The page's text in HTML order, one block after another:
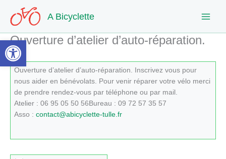
Ouvrir la barre d’outils
contenu
A Bicyclette
Ouverture d’atelier d’auto-réparation.
Ouverture d’atelier d’auto-réparation. Inscrivez vous pour
nous aider en bénévolats. Pour venir réparer votre vélo merci
de prendre rendez-vous par téléphone ou par mail.
Atelier : 06 95 05 50 56Bureau : 09 72 57 35 57
Asso : contact@abicyclette-tulle.fr